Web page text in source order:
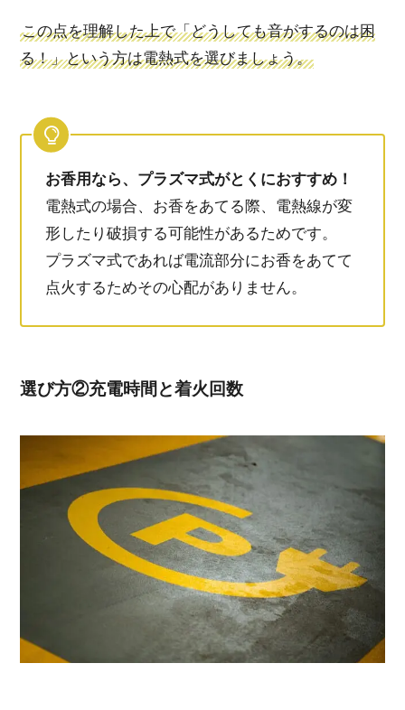
この点を理解した上で「どうしても音がするのは困
る！」という方は電熱式を選びましょう。
お香用なら、プラズマ式がとくにおすすめ！
電熱式の場合、お香をあてる際、電熱線が変
形したり破損する可能性があるためです。
プラズマ式であれば電流部分にお香をあてて
点火するためその心配がありません。
選び方②充電時間と着火回数